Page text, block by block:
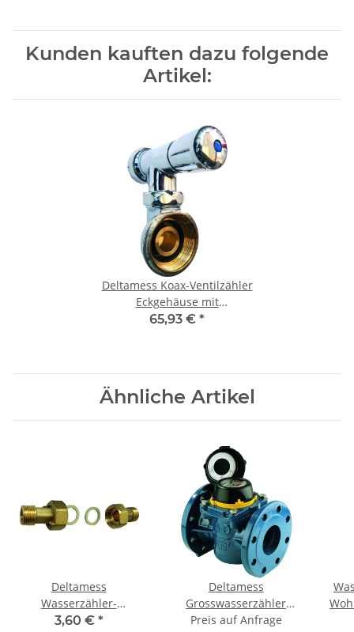
Kunden kauften dazu folgende
Artikel:
Deltamess Koax-Ventilzähler
Eckgehäuse mit
Keramikabsperrventil ohne
65,93 € *
Ähnliche Artikel
Deltamess
Wasserzähler-
Verschraubung messing
3,60 € *
Deltamess
Grosswasserzähler
Woltmann WP DN80
Preis auf Anfrage